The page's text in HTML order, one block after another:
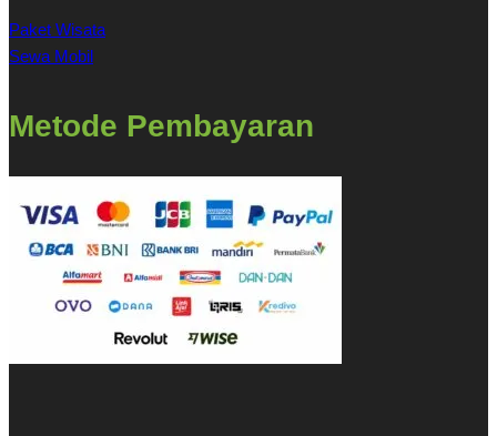
Paket Wisata
Sewa Mobil
Metode Pembayaran